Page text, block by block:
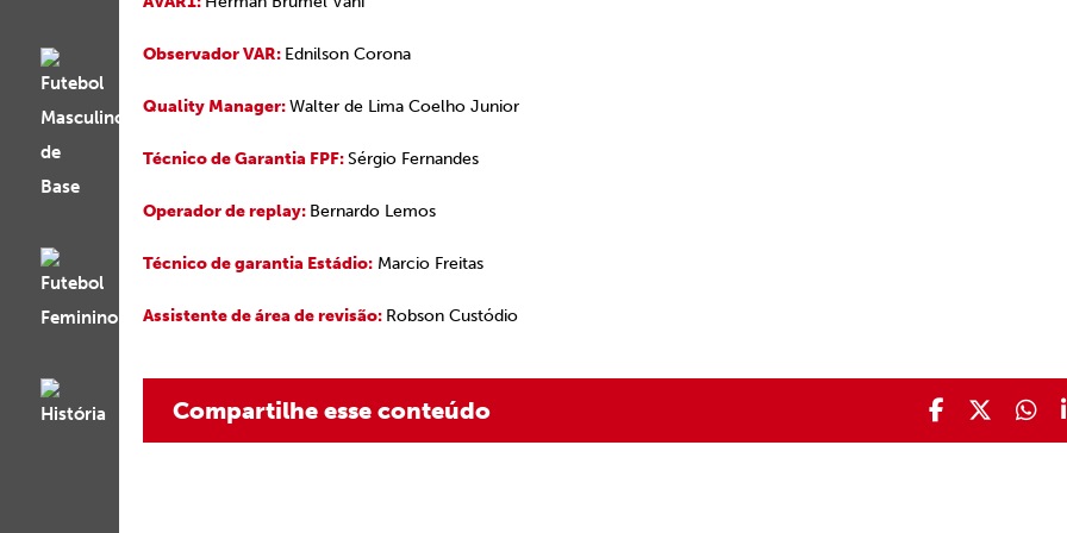
Observador VAR: Ednilson Corona
Quality Manager:Walter de Lima Coelho Junior
Técnico de Garantia FPF:Sérgio Fernandes
Operador de replay: Bernardo Lemos
Técnico de garantia Estádio: Marcio Freitas
Assistente de área de revisão: Robson Custódio
Compartilhe esse conteúdo